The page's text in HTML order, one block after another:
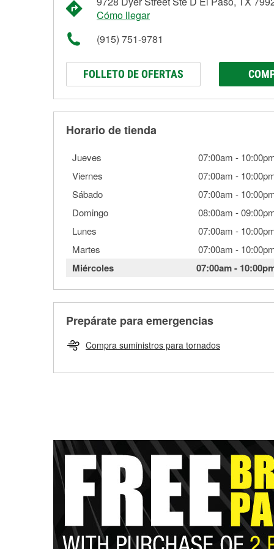
Cómo llegar
(915) 751-9781
FOLLETO DE OFERTAS
Horario de tienda
Jueves 07:00am -
Viernes
07:00am -
Sábado
07:00am -
Domingo
08:00am -
Lunes
07:00am -
Martes
07:00am -
Miércoles 07:00am-
Prepárate para emergencias
Compra suministros para tornados